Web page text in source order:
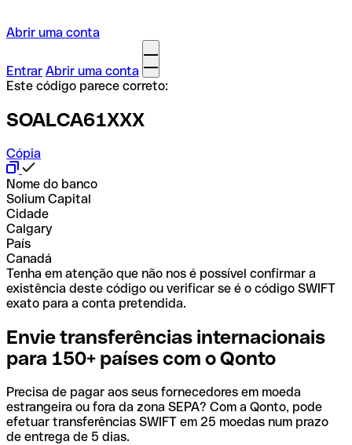
Abrir uma conta
Entrar Abrir uma conta
Este código parece correto:
SOALCA61XXX
Cópia
Nome do banco
Solium Capital
Cidade
Calgary
País
Canadá
Tenha em atenção que não nos é possível confirmar a
existência deste código ou verificar se é o código SWIFT
exato para a conta pretendida.
Envie transferências internacionais
para 150+ países com o Qonto
Precisa de pagar aos seus fornecedores em moeda
estrangeira ou fora da zona SEPA? Com a Qonto, pode
efetuar transferências SWIFT em 25 moedas num prazo
de entrega de 5 dias.